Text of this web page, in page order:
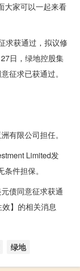
大家可以一起来看
求获通过，拟议修
日，绿地控股集
征求已获通过。
有限公司担任。
Limited发
件担保。
债同意征求获通
】的相关消息
绿地